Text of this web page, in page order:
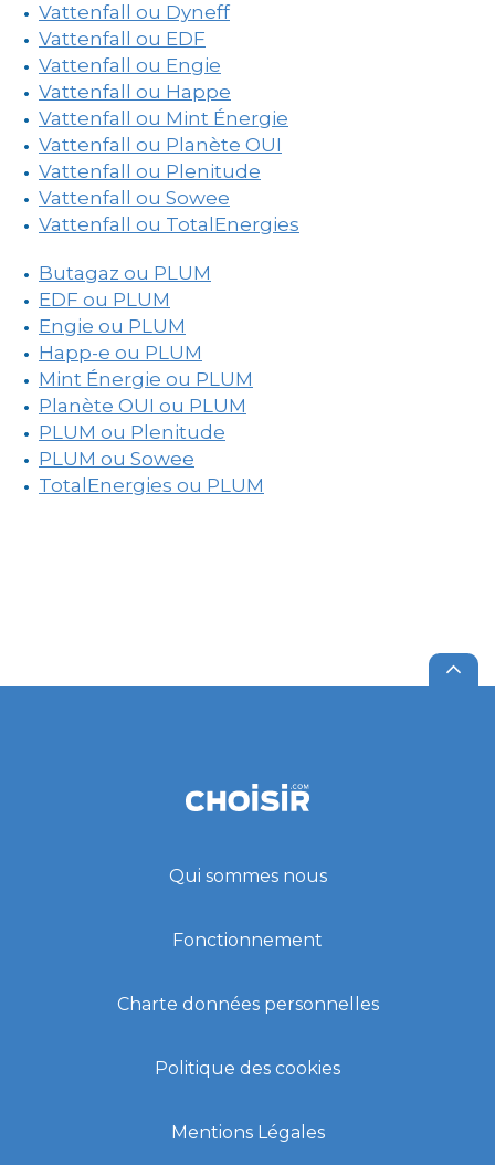
Vattenfall ou Dyneff
Vattenfall ou EDF
Vattenfall ou Engie
Vattenfall ou Happe
Vattenfall ou Mint Énergie
Vattenfall ou Planète OUI
Vattenfall ou Plenitude
Vattenfall ou Sowee
Vattenfall ou TotalEnergies
Butagaz ou PLUM
EDF ou PLUM
Engie ou PLUM
Happ-e ou PLUM
Mint Énergie ou PLUM
Planète OUI ou PLUM
PLUM ou Plenitude
PLUM ou Sowee
TotalEnergies ou PLUM
Qui sommes nous
Fonctionnement
Charte données personnelles
Politique des cookies
Mentions Légales